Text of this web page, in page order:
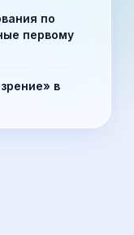
по
первому
в